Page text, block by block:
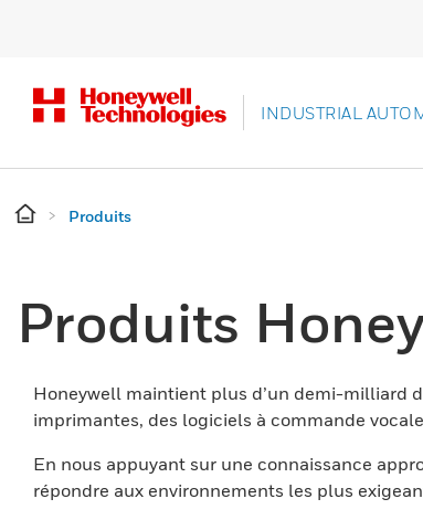
INDUSTRIAL
Produits
Produits
Honeywell maintient plus d’un demi-milliard
imprimantes, des logiciels à commande
En nous appuyant sur une connaissance
répondre aux environnements les plus